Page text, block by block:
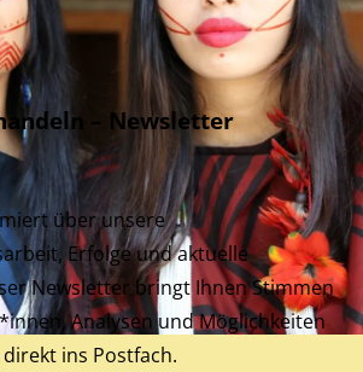
– Newsletter
über unsere
Erfolge und aktuelle
Newsletter bringt Ihnen Stimmen
Analysen und Möglichkeiten
ins Postfach.